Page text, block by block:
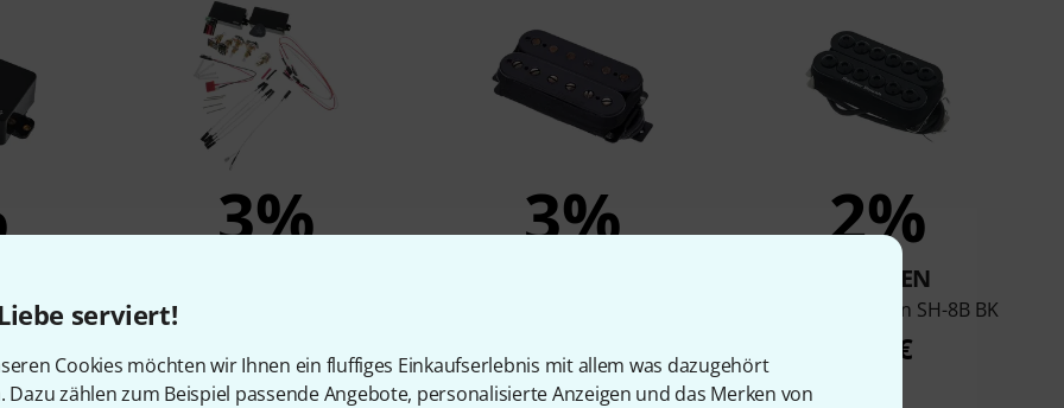
serviert!
Cookies möchten wir Ihnen ein fluffiges Einkaufserlebnis mit allem was dazugehört
Dazu zählen zum Beispiel passende Angebote, personalisierte Anzeigen und das Merken von
3%
EMG Zakk Wylde Set Black LS
165 €
3%
128 €
2%
KAUFTEN
Seymour Duncan SH-8B BK
129 €